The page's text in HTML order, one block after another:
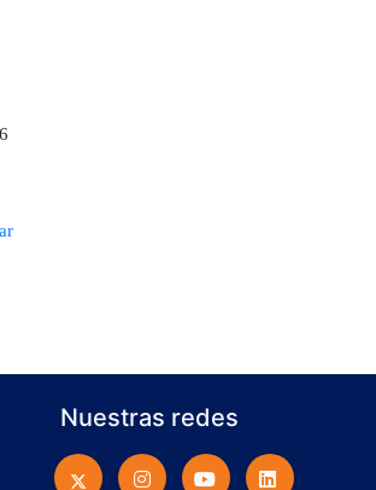
Nuestras redes